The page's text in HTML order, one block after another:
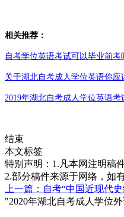
相关推荐：
自考学位英语考试可以毕业前考
关于湖北自考成人学位英语你应
2019年湖北自考成人学位英语考
结束
本文标签
特别声明：1.凡本网注明稿
2.部分稿件来源于网络，如
上一篇：自考“中国近现代
"2020年湖北自考成人学位